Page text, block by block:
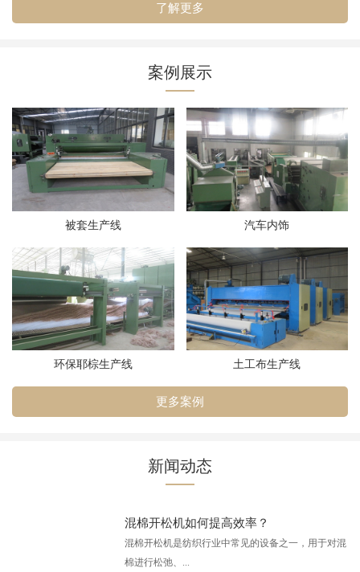
了解更多
案例展示
被套生产线 汽车内饰
环保耶棕生产线 土工布生产线
更多案例
新闻动态
混棉开松机如何提高效率？
混棉开松机是纺织行业中常见的设备之一，用于对混
棉进行松弛、...